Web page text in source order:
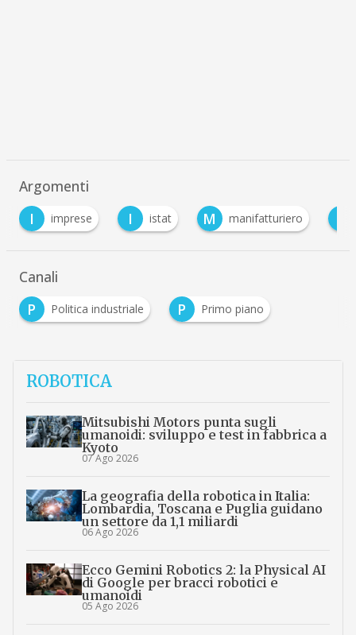
Argomenti
I istat M manifatturiero P pmi
Canali
P
Politica industriale P Primo piano
ROBOTICA
Mitsubishi Motors punta sugli
umanoidi: sviluppo e test in fabbrica a
Kyoto
07 Ago 2026
La geografia della robotica in Italia:
Lombardia, Toscana e Puglia guidano
un settore da 1,1 miliardi
06 Ago 2026
Ecco Gemini Robotics 2: la Physical AI
di Google per bracci robotici e
umanoidi
05 Ago 2026